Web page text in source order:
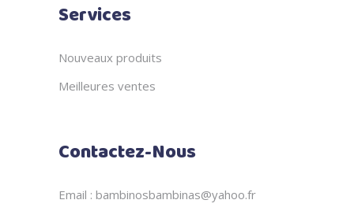
Services
Nouveaux produits
Meilleures ventes
Contactez-Nous
Email : bambinosbambinas@yahoo.fr